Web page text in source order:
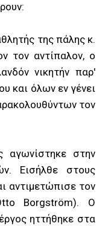
της πάλης κ.
τον αντίπαλον, ο
νικητήν παρ'
και όλων εν γένει
τον
αγωνίστηκε στην
Εισήλθε στους
αντιμετώπισε τον
Borgström). Ο
ηττήθηκε στα